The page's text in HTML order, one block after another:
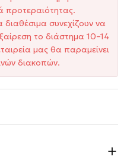
προτεραιότητας.
συνεχίζουν να
το διάστημα 10–14
μας θα παραμείνει
διακοπών.